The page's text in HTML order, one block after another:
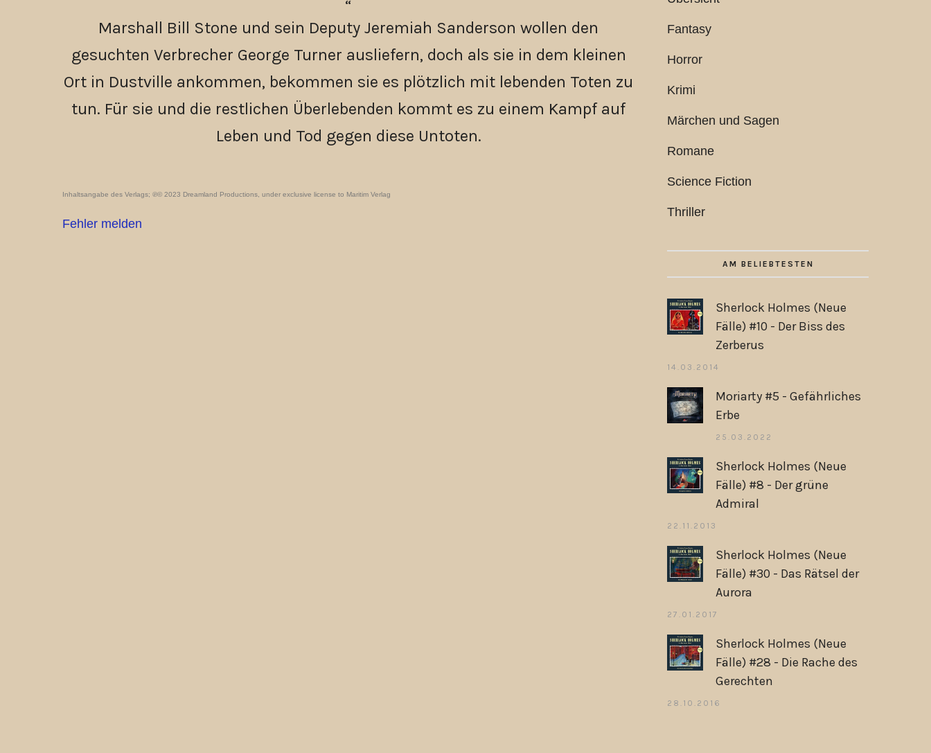
Marshall Bill Stone und sein Deputy Jeremiah Sanderson wollen den
gesuchten Verbrecher George Turner ausliefern, doch als sie in dem kleinen
Ort in Dustville ankommen, bekommen sie es plötzlich mit lebenden Toten zu
tun. Für sie und die restlichen Überlebenden kommt es zu einem Kampf auf
Leben und Tod gegen diese Untoten.
Inhaltsangabe des Verlags; ℗© 2023 Dreamland Productions, under exclusive license to Maritim Verlag
Fehler melden
Fantasy
Horror
Krimi
Märchen und Sagen
Romane
Science Fiction
Thriller
AM BELIEBTESTEN
Sherlock Holmes (Neue
Fälle) #10 - Der Biss des
Zerberus
14.03.2014
Moriarty #5 - Gefährliches
Erbe
25.03.2022
Sherlock Holmes (Neue
Fälle) #8 - Der grüne
Admiral
22.11.2013
Sherlock Holmes (Neue
Fälle) #30 - Das Rätsel der
Aurora
27.01.2017
Sherlock Holmes (Neue
Fälle) #28 - Die Rache des
Gerechten
28.10.2016